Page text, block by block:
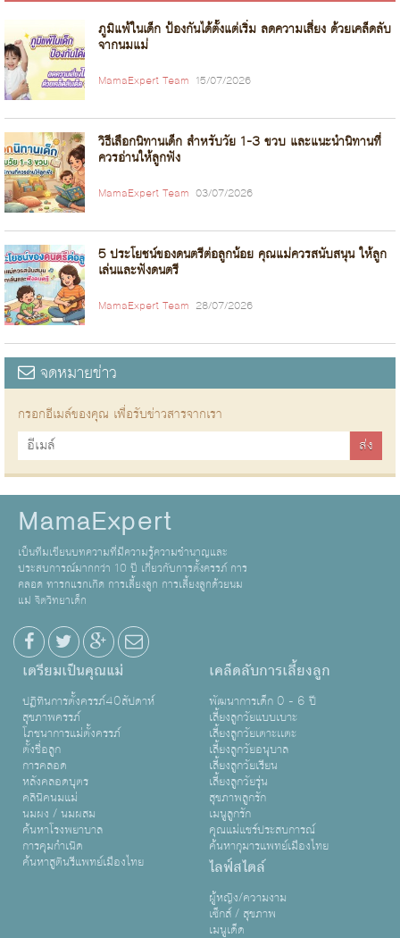
ภูมิแพ้ในเด็ก ป้องกันได้ตั้งแต่เริ่ม ลดความเสี่ยง ด้วยเคล็ดลับ
จากนมแม่
MamaExpert Team 15/07/2026
วิธีเลือกนิทานเด็ก สำหรับวัย 1-3 ขวบ และแนะนำนิทานที่
ควรอ่านให้ลูกฟัง
MamaExpert Team 03/07/2026
5 ประโยชน์ของดนตรีต่อลูกน้อย คุณแม่ควรสนับสนุน ให้ลูก
เล่นและฟังดนตรี
MamaExpert Team 28/07/2026
จดหมายข่าว
กรอกอีเมล์ของคุณ เพื่อรับข่าวสารจากเรา
MamaExpert
เป็นทีมเขียนบทความที่มีความรู้ความชำนาญและ
ประสบการณ์มากกว่า 10 ปี เกี่ยวกับการตั้งครรภ์ การ
คลอด ทารกแรกเกิด การเลี้ยงลูก การเลี้ยงลูกด้วยนม
แม่ จิตวิทยาเด็ก
เตรียมเป็นคุณแม่
ปฏิทินการตั้งครรภ์40สัปดาห์
สุขภาพครรภ์
โภชนาการแม่ตั้งครรภ์
ตั้งชื่อลูก
การคลอด
หลังคลอดบุตร
คลินิคนมแม่
นมผง / นมผสม
ค้นหาโรงพยาบาล
การคุมกำเนิด
ค้นหาสูตินรีแพทย์เมืองไทย
เคล็ดลับการเลี้ยงลูก
พัฒนาการเด็ก 0 - 6 ปี
เลี้ยงลูกวัยแบบเบาะ
เลี้ยงลูกวัยเตาะเเตะ
เลี้ยงลูกวัยอนุบาล
เลี้ยงลูกวัยเรียน
เลี้ยงลูกวัยรุ่น
สุขภาพลูกรัก
เมนูลูกรัก
คุณแม่แชร์ประสบการณ์
ค้นหากุมารแพทย์เมืองไทย
ไลฟ์สไตล์
ผู้หญิง/ความงาม
เซ็กส์ / สุขภาพ
เมนูเด็ด